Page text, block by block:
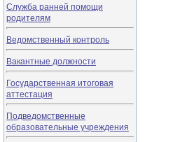
Служба ранней помощи
родителям
Ведомственный контроль
Вакантные должности
Государственная итоговая
аттестация
Подведомственные
образовательные учреждения